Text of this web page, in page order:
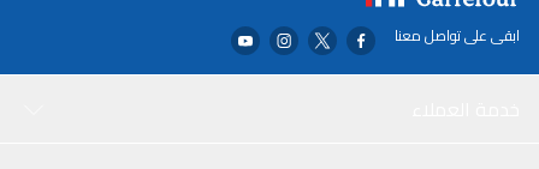
ابقى على تواصل معنا